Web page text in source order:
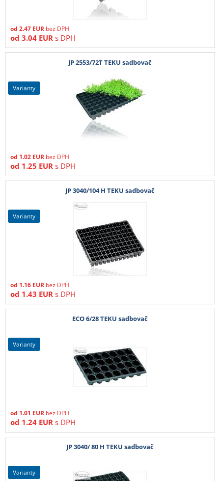
od 2.47 EUR bez DPH
od 3.04 EUR s DPH
JP 2553/72T TEKU sadbovač
od 1.02 EUR bez DPH
od 1.25 EUR s DPH
varianty
JP 3040/104 H TEKU sadbovač
od 1.16 EUR bez DPH
od 1.43 EUR s DPH
varianty
ECO 6/28 TEKU sadbovač
od 1.01 EUR bez DPH
od 1.24 EUR s DPH
varianty
JP 3040/ 80 H TEKU sadbovač
varianty